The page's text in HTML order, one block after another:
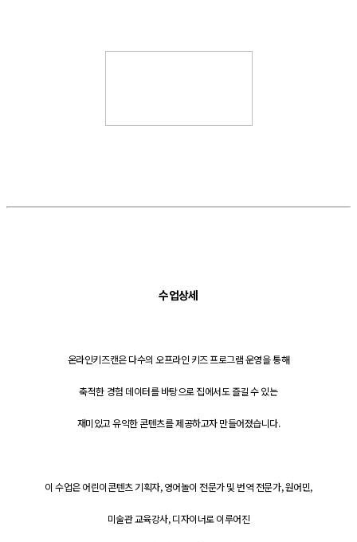
수업상세
온라인키즈캔은 다수의 오프라인 키즈 프로그램 운영을 통해
축적한 경험 데이터를 바탕으로 집에서도 즐길 수 있는
재미있고 유익한 콘텐츠를 제공하고자 만들어졌습니다.
이 수업은 어린이콘텐츠 기획자, 영어놀이 전문가 및 번역 전문가, 원어민,
미술관 교육강사, 디자이너로 이루어진